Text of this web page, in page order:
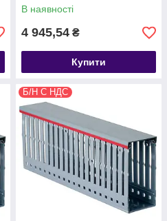
В наявності
4 945,54 ₴
Купити
Б/Н С НДС